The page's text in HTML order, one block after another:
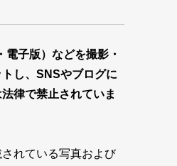
子版）などを撮影・
し、SNSやブログに
律で禁止されていま
れている写真および